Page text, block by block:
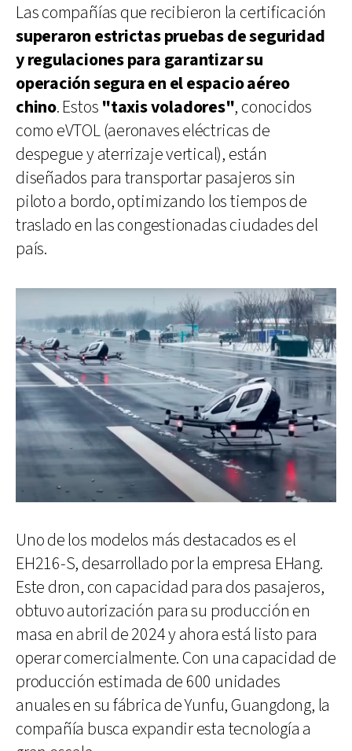
Las compañías que recibieron la certificación
superaron estrictas pruebas de seguridad
y regulaciones para garantizar su
operación segura en el espacio aéreo
chino. Estos "taxis voladores", conocidos
como eVTOL (aeronaves eléctricas de
despegue y aterrizaje vertical), están
diseñados para transportar pasajeros sin
piloto a bordo, optimizando los tiempos de
traslado en las congestionadas ciudades del
país.
Uno de los modelos más destacados es el
EH216-S, desarrollado por la empresa EHang.
Este dron, con capacidad para dos pasajeros,
obtuvo autorización para su producción en
masa en abril de 2024 y ahora está listo para
operar comercialmente. Con una capacidad de
producción estimada de 600 unidades
anuales en su fábrica de Yunfu, Guangdong, la
compañía busca expandir esta tecnología a